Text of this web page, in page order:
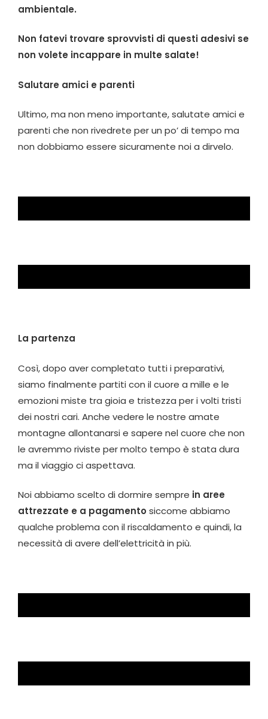
ambientale.
Non fatevi trovare sprovvisti di questi adesivi se
non volete incappare in multe salate!
Salutare amici e parenti
Ultimo, ma non meno importante, salutate amici e
parenti che non rivedrete per un po’ di tempo ma
non dobbiamo essere sicuramente noi a dirvelo.
La partenza
Così, dopo aver completato tutti i preparativi,
siamo finalmente partiti con il cuore a mille e le
emozioni miste tra gioia e tristezza per i volti tristi
dei nostri cari. Anche vedere le nostre amate
montagne allontanarsi e sapere nel cuore che non
le avremmo riviste per molto tempo è stata dura
ma il viaggio ci aspettava.
Noi abbiamo scelto di dormire sempre in aree
attrezzate e a pagamentosiccome abbiamo
qualche problema con il riscaldamento e quindi, la
necessità di avere dell’elettricità in più.